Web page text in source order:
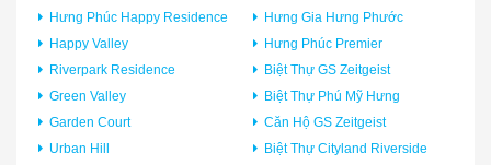
Hưng Phúc Happy Residence
Happy Valley
Riverpark Residence
Green Valley
Garden Court
Urban Hill
Hưng Gia Hưng Phước
Hưng Phúc Premier
Biệt Thự GS Zeitgeist
Biệt Thự Phú Mỹ Hưng
Căn Hộ GS Zeitgeist
Biệt Thự Cityland Riverside